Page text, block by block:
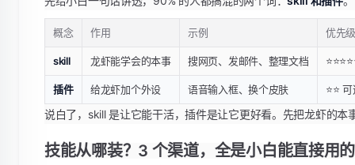
概念 作用 示例 优先
skill 龙虾能学会的本事 搜网页、发邮件、整理文档
插件 给龙虾加个外设 语音输入框、换个皮肤 ⭐⭐
说白了，skill 是让它能干活，插件是让它更好看。先把龙虾的本
技能从哪装？3 个渠道，全是小白能直接用的